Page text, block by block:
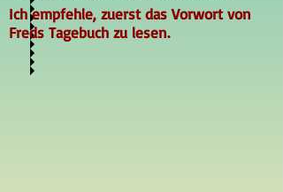
Ich empfehle, zuerst das Vorwort von
Freds Tagebuch zu lesen.